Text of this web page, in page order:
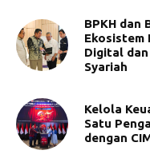
BPKH dan
Ekosistem
Digital
Syariah
Kelola
Satu
dengan